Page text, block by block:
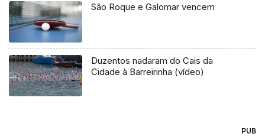
São Roque e Galomar vencem
Duzentos nadaram do Cais da
Cidade à Barreirinha (vídeo)
PUB